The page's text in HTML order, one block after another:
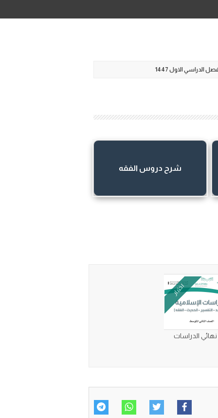
الدراسي الاول 1447
شرح دروس الفقه
اختبار
نهائي الدراسات